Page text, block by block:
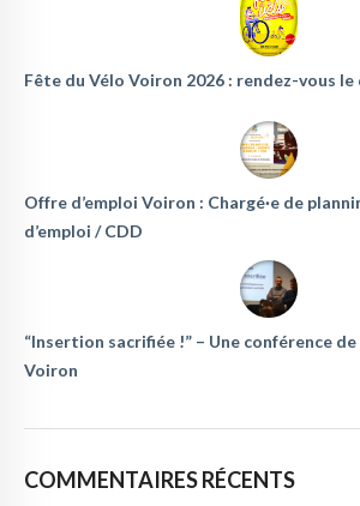
Fête du Vélo Voiron 2026 : rendez-vous le
Offre d’emploi Voiron : Chargé·e de
d’emploi / CDD
“Insertion sacrifiée !” – Une conférence
Voiron
COMMENTAIRES RÉCENTS